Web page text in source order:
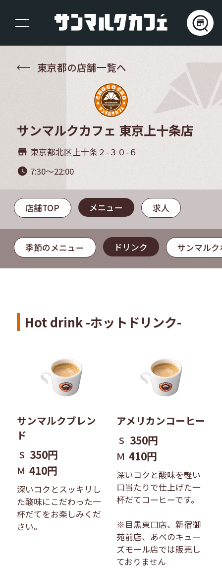
東京都の店舗一覧へ
サンマルクカフェ 東京上十条店
store_mall_directory 東京都北区上十条２-３０-６
watch_later 7:30～22:00
店舗TOP メニュー 求人
季節のメニュー ドリンク サンマル
Hot drink -ホットドリンク-
サンマルクブレン
ド
S 350円
Ｍ 410円
深いコクとスッキリし
た酸味にこだわった一
杯だてをお楽しみくだ
さい。
アメリカンコーヒー
S 350円
Ｍ 410円
深いコクと酸味を軽い
口当たりで仕上げた一
杯だてコーヒーです。
※目黒東口店、新宿御
苑前店、あべのキュー
ズモール店では販売し
ておりません